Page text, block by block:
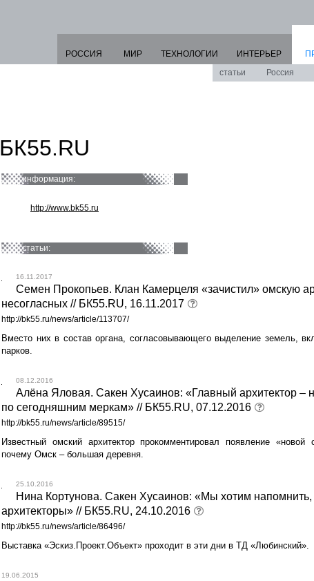
РОССИЯ МИР ТЕХНОЛОГИИ ИНТЕРЬЕР
статьи
Россия
БК55.RU
информация:
http://www.bk55.ru
статьи:
16.11.2017
Семен Прокопьев. Клан Камерцеля «зачистил» омскую
несогласных // БК55.RU, 16.11.2017
http://bk55.ru/news/article/113707/
Вместо них в состав органа, согласовывающего выделение земель,
парков.
08.12.2016
Алёна Яловая. Сакен Хусаинов: «Главный архитектор –
по сегодняшним меркам» // БК55.RU, 07.12.2016
http://bk55.ru/news/article/89515/
Известный омский архитектор прокомментировал появление
почему Омск – большая деревня.
25.10.2016
Нина Кортунова. Сакен Хусаинов: «Мы хотим напомнить,
архитекторы» // БК55.RU, 24.10.2016
http://bk55.ru/news/article/86496/
Выставка «Эскиз.Проект.Объект» проходит в эти дни в ТД «Любинский».
19.06.2015